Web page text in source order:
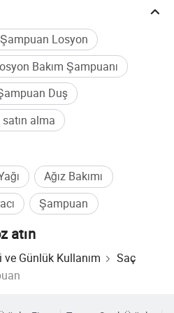
Şampuan Losyon
Bakım Şampuanı
Duş
alma
Ağız Bakımı
Şampuan
atın
Günlük Kullanım
Saç